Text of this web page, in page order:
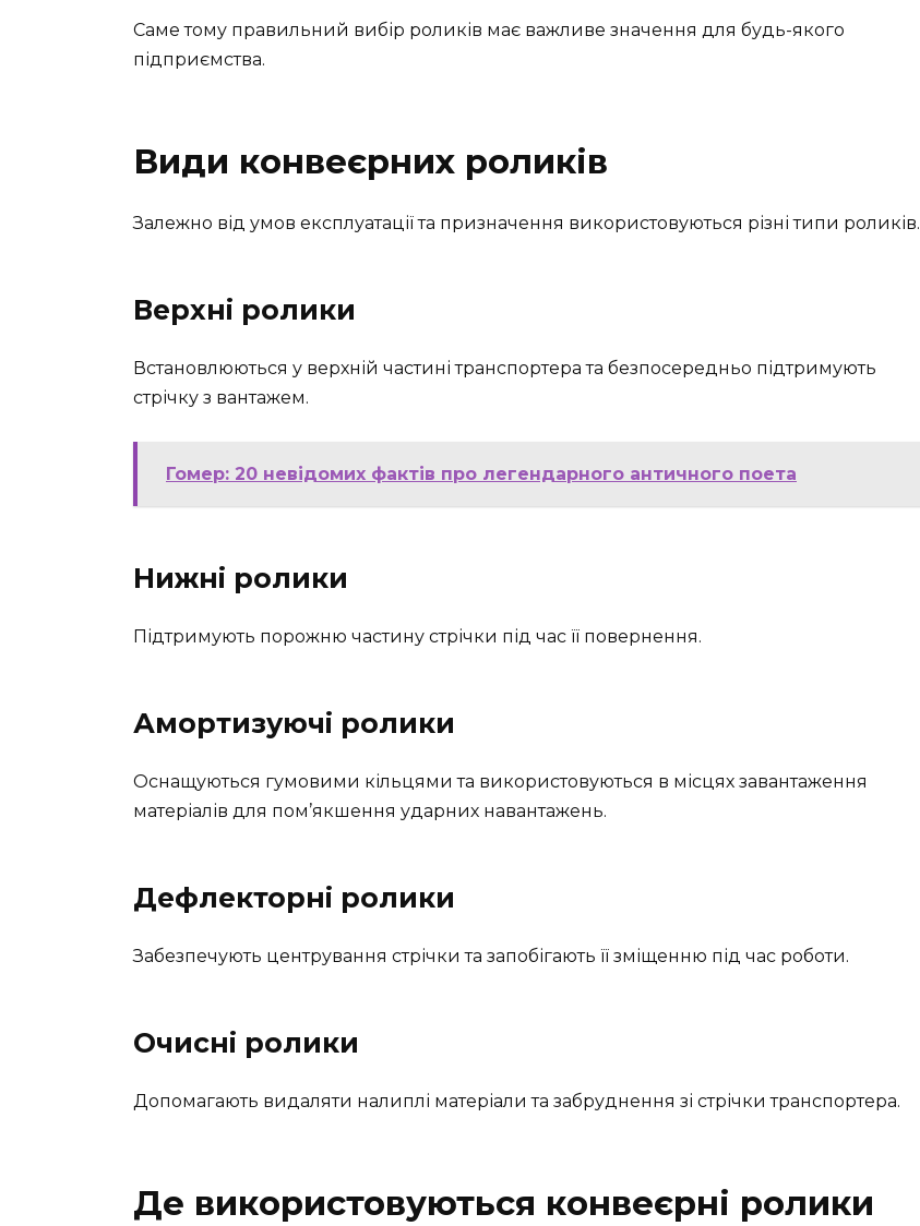
Саме тому правильний вибір роликів має важливе значення для будь-якого
підприємства.
Види конвеєрних роликів
Залежно від умов експлуатації та призначення використовуються різні типи роликів.
Верхні ролики
Встановлюються у верхній частині транспортера та безпосередньо підтримують
стрічку з вантажем.
Гомер: 20 невідомих фактів про легендарного античного поета
Нижні ролики
Підтримують порожню частину стрічки під час її повернення.
Амортизуючі ролики
Оснащуються гумовими кільцями та використовуються в місцях завантаження
матеріалів для пом’якшення ударних навантажень.
Дефлекторні ролики
Забезпечують центрування стрічки та запобігають її зміщенню під час роботи.
Очисні ролики
Допомагають видаляти налиплі матеріали та забруднення зі стрічки транспортера.
Де використовуються конвеєрні ролики